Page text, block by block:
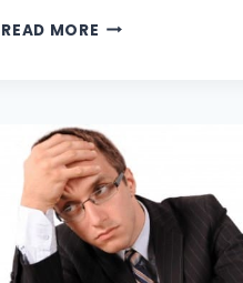
READ MORE 3
MELAMBUNG
TIBA-
TIBA
DAN
APA
YANG